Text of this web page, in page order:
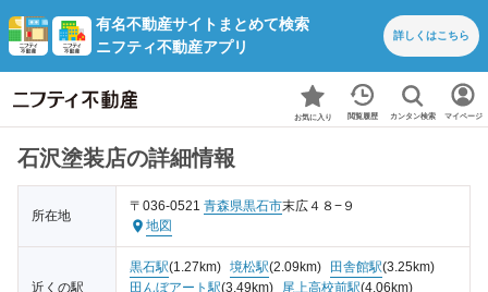
有名不動産サイトまとめて検索
ニフティ不動産アプリ
詳しくはこちら
お気に入り 閲覧履歴 カンタン検索 マイページ
石沢塗装店の詳細情報
所在地
〒036-0521 青森県黒石市末広４８−９
地図
近くの駅
黒石駅(1.27km) 境松駅(2.09km) 田舎館駅(3.25km)
田んぼアート駅(3.49km) 尾上高校前駅(4.06km)